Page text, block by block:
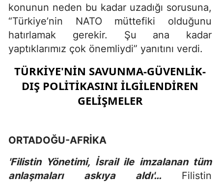
konunun neden bu kadar uzadığı sorusuna,
“Türkiye’nin NATO müttefiki olduğunu
hatırlamak gerekir. Şu ana kadar
yaptıklarımız çok önemliydi” yanıtını verdi.
TÜRKİYE'NİN SAVUNMA-GÜVENLİK-
DIŞ POLİTİKASINI İLGİLENDİREN
GELİŞMELER
ORTADOĞU-AFRİKA
'Filistin Yönetimi, İsrail ile imzalanan tüm
anlaşmaları askıya aldı'… Filistin